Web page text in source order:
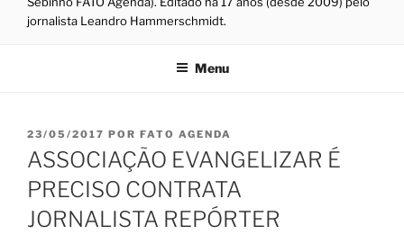
jornalista Leandro Hammerschmidt.
Menu
PUBLICADO
EM
23/05/2017 POR FATO AGENDA
ASSOCIAÇÃO EVANGELIZAR É
PRECISO CONTRATA
JORNALISTA REPÓRTER